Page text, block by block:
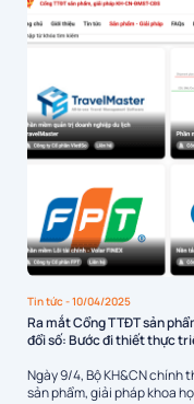
Tin tức- 10/04/2025
Ra mắt Cổng TTĐT sản
đổi số: Bước đi thiết thực
Ngày 9/4, Bộ KH&CN
sản phẩm, giải pháp khoa